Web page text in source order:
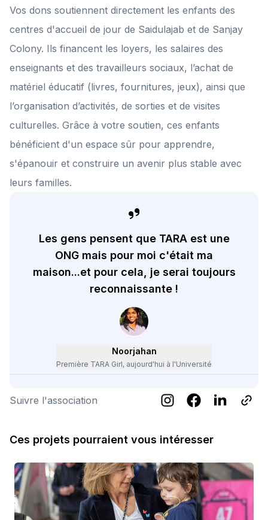
d'engagement auprès des enfants de Delhi : les protéger, restaurer
leur dignité et leur ouvrir de vraies perspectives d'avenir. C'est
Basanti (Caroline Roublin), notre directrice et Ajay Barghava, membre
du conseil d'administration, qui représentaient TARA sur scène ce
soir-là. Nous sommes très touchés et très fiers d'être reconnus pour
ce travail de terrain, dans un pays où des milliers d'ONG agissent au
quotidien. Ce prix appartient à toute notre équipe, mais aussi à vous, la
famille élargie de TARA : parrains, marraines, bénévoles et donateurs
qui rendez tout cela possible. Merci ! 💛 Si vous souhaitez en savoir
plus sur nos actions, ou tout simplement si vous avez des
suggestions ou autre vous pouvez prendre rendez-vous avec
Angélique pour un appel en viso
ichttps://calendar.app.google/mgNXMJhThMqwYepK8i ou nous écire
àgive@taraindia.org
Vos dons soutiennent directement les enfants des
centres d'accueil de jour de Saidulajab et de Sanjay
Colony. Ils financent les loyers, les salaires des
enseignants et des travailleurs sociaux, l’achat de
matériel éducatif (livres, fournitures, jeux), ainsi que
l’organisation d’activités, de sorties et de visites
culturelles. Grâce à votre soutien, ces enfants
bénéficient d'un espace sûr pour apprendre,
s'épanouir et construire un avenir plus stable avec
leurs familles.
Les gens pensent que TARA est une
ONG mais pour moi c'était ma
maison...et pour cela, je serai toujours
reconnaissante !
Noorjahan
Première TARA Girl, aujourd'hui à l'Université
Suivre l'association
Ces projets pourraient vous intéresser